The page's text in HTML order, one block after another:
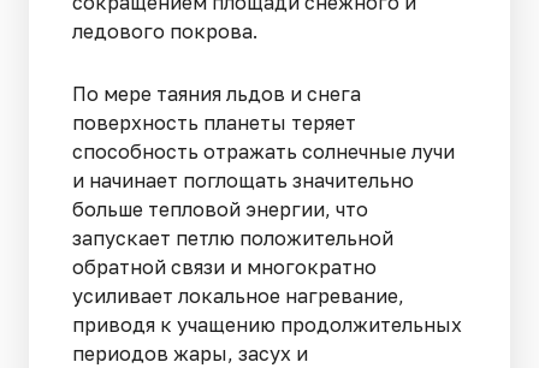
ледового покрова.
По мере таяния льдов и снега
поверхность планеты теряет
способность отражать солнечные лучи
и начинает поглощать значительно
больше тепловой энергии, что
запускает петлю положительной
обратной связи и многократно
усиливает локальное нагревание,
приводя к учащению продолжительных
периодов жары, засух и